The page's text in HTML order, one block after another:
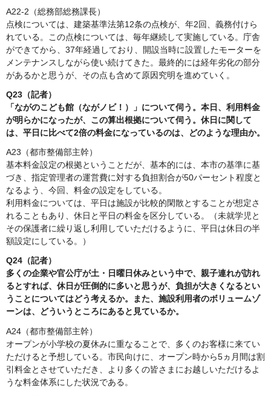
A22-2（総務部総務課長）
点検については、建築基準法第12条の点検が、年2回、義務付けら
れている。この点検については、毎年継続して実施している。庁舎
ができてから、37年経過しており、開設当時に設置したモーターを
メンテナンスしながら使い続けてきた。最終的には経年劣化の部分
があるかと思うが、その点も含めて原因究明を進めていく。
Q23（記者）
「ながのこども館（ながノビ！）」について伺う。本日、利用料金
が明らかになったが、この算出根拠について伺う。休日に関して
は、平日に比べて2倍の料金になっているのは、どのような理由か。
A23（都市整備部主幹）
基本料金設定の根拠ということだが、基本的には、本市の基準に基
づき、指定管理者の運営費に対する負担割合が50パーセント程度と
なるよう、今回、料金の設定をしている。
利用料金については、平日は施設が比較的閑散とすることが想定さ
れることもあり、休日と平日の料金を区分している。（未就学児と
その保護者に繰り返し利用していただけるように、平日は休日の半
額設定にしている。）
Q24（記者）
多くの企業や官公庁が土・日曜日休みという中で、親子連れが訪れ
るとすれば、休日が圧倒的に多いと思うが、負担が大きくなるとい
うことについてはどう考えるか。また、施設利用者のボリュームゾ
ーンは、どういうところにあると見ているか。
A24（都市整備部主幹）
オープンが小学校の夏休みに重なることで、多くのお客様に来てい
ただけると予想している。市民向けに、オープン時から5ヵ月間は割
引料金とさせていただき、より多くの皆さまにお越しいただけるよ
うな料金体系にした状況である。